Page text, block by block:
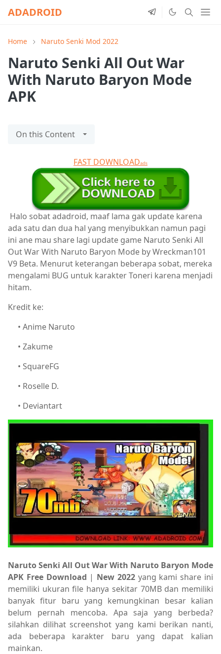
ADADROID
Home Naruto Senki Mod 2022
Naruto Senki All Out War
With Naruto Baryon Mode
APK
On this Content
FAST DOWNLOADads
Halo sobat adadroid, maaf lama gak update karena
ada satu dan dua hal yang menyibukkan namun pagi
ini ane mau share lagi update game Naruto Senki All
Out War With Naruto Baryon Mode by Wreckman101
V9 Beta. Menurut keterangan beberapa sobat, mereka
mengalami BUG untuk karakter Toneri karena menjadi
hitam.
Kredit ke:
• Anime Naruto
• Zakume
• SquareFG
• Roselle D.
• Deviantart
Naruto Senki All Out War With Naruto Baryon Mode
APK Free Download | New 2022yang kami share ini
memiliki ukuran file hanya sekitar 70MB dan memiliki
banyak fitur baru yang kemungkinan besar kalian
belum pernah mencoba. Apa saja yang berbeda?
silahkan dilihat screenshot yang kami berikan nanti,
ada beberapa karakter baru yang dapat kalian
mainkan.